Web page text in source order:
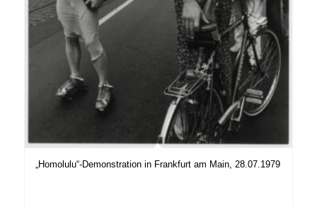
„Homolulu“-Demonstration in Frankfurt am Main, 28.07.1979